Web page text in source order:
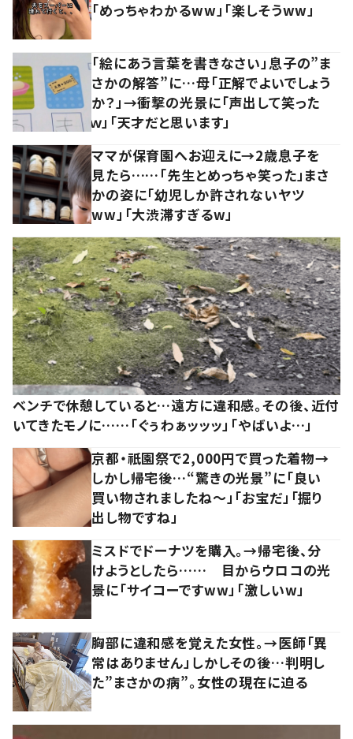
「めっちゃわかるww」「楽しそうww」
「絵にあう言葉を書きなさい」息子の”ま
さかの解答”に…母「正解でよいでしょう
か？」→衝撃の光景に「声出して笑った
ｗ」「天才だと思います」
ママが保育園へお迎えに→2歳息子を
見たら……「先生とめっちゃ笑った」まさ
かの姿に「幼児しか許されないヤツ
ww」「大渋滞すぎるw」
ベンチで休憩していると…遠方に違和感。その後、近付
いてきたモノに……「ぐぅわぁッッッ」「やばいよ…」
京都・祇園祭で2,000円で買った着物→
しかし帰宅後…“驚きの光景”に「良い
買い物されましたね～」「お宝だ」「掘り
出し物ですね」
ミスドでドーナツを購入。→帰宅後、分
けようとしたら…… 目からウロコの光
景に「サイコーですww」「激しいw」
胸部に違和感を覚えた女性。→医師「異
常はありません」しかしその後…判明し
た”まさかの病”。女性の現在に迫る